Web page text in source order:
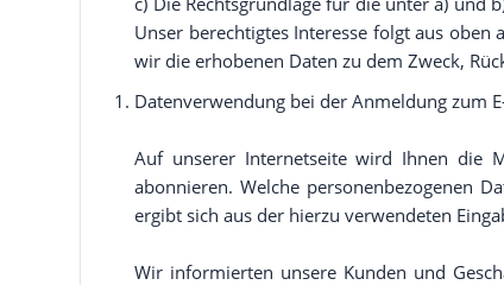
Unser berechtigtes Interesse folgt aus
wir die erhobenen Daten zu dem Zweck,
Datenverwendung bei der Anmeldung zum
Auf unserer Internetseite wird Ihnen die
abonnieren. Welche personenbezogenen
ergibt sich aus der hierzu verwendeten
Wir informierten unsere Kunden und